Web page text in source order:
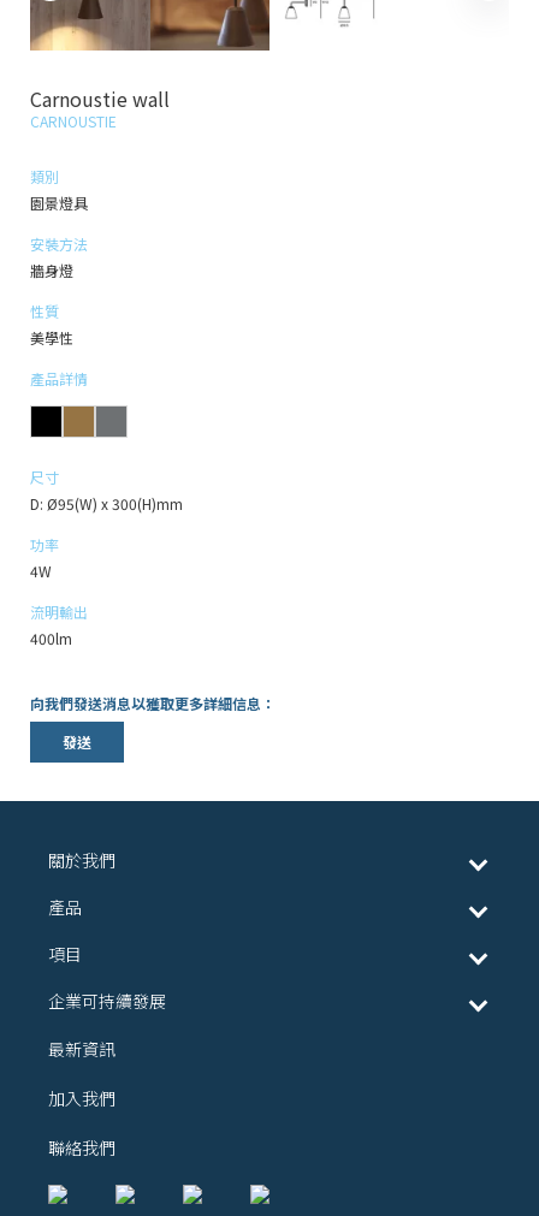
Carnoustie wall
CARNOUSTIE
類別
園景燈具
安裝方法
牆身燈
性質
美學性
產品詳情
尺寸
D: Ø95(W) x 300(H)mm
功率
4W
流明輸出
400lm
向我們發送消息以獲取更多詳細信息：
發送
關於我們
產品
項目
企業可持續發展
最新資訊
加入我們
聯絡我們